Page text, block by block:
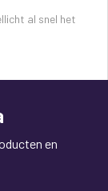
al snel het
en